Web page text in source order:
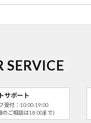
SERVICE
サポート
受付：10:00-19:00
のご相談は18:00まで)